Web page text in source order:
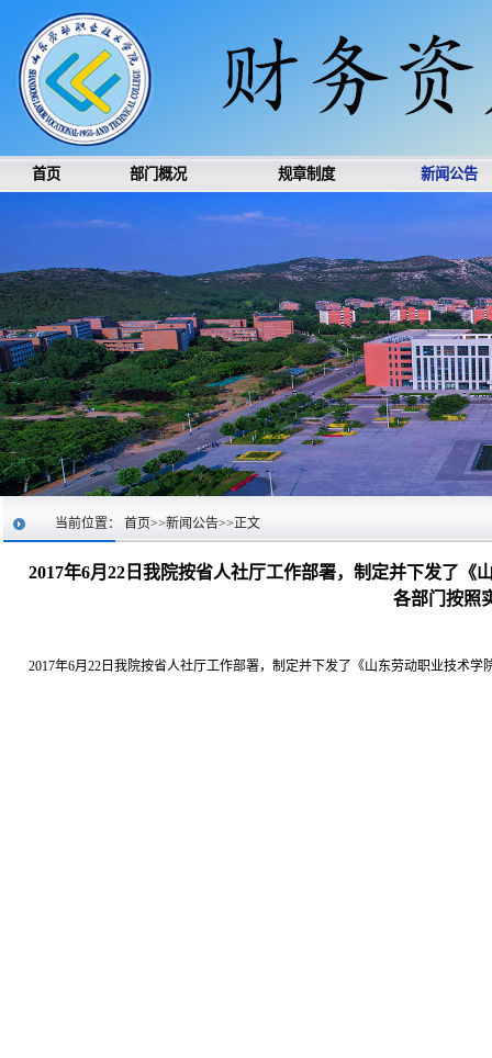
首页 部门概况 规章制度 新闻公告
当前位置： 首页>>新闻公告>>正文
2017年6月22日我院按省人社厅工作部署，制定并下发了
各部门按照
2017年6月22日我院按省人社厅工作部署，制定并下发了《山东劳动职业技术